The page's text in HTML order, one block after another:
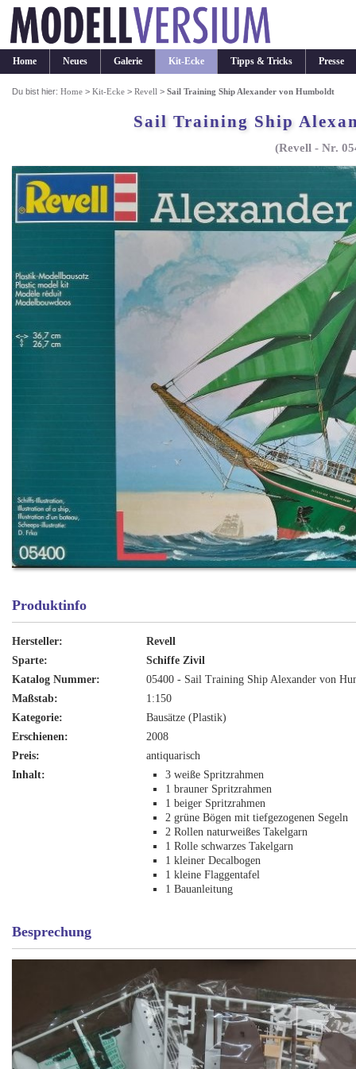
Home Neues Galerie Kit-Ecke Tipps & Tricks Presse
Du bist hier:Home >Kit-Ecke >Revell >Sail Training Ship Alexander von Humboldt
Sail Training Ship
(Revell - Nr.
Produktinfo
Hersteller:
Revell
Sparte:
Schiffe Zivil
Katalog Nummer:
05400 - Sail Training Ship Alexander von
Maßstab:
1:150
Kategorie:
Bausätze (Plastik)
Erschienen:
2008
Preis:
antiquarisch
Inhalt:
3 weiße Spritzrahmen
1 brauner Spritzrahmen
1 beiger Spritzrahmen
2 grüne Bögen mit tiefgezogenen Segeln
2 Rollen naturweißes Takelgarn
1 Rolle schwarzes Takelgarn
1 kleiner Decalbogen
1 kleine Flaggentafel
1 Bauanleitung
Besprechung